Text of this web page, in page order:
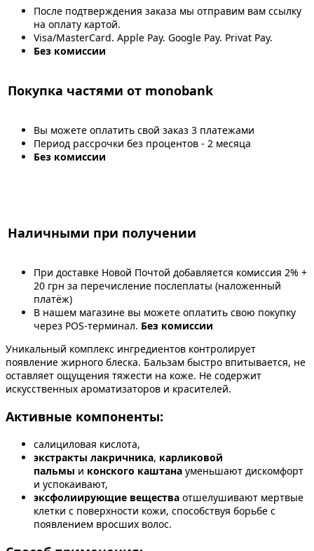
После подтверждения заказа мы отправим вам ссылку
на оплату картой.
Visa/MasterCard. Apple Pay. Google Pay. Privat Pay.
Без комиссии
Покупка частями от monobank
Вы можете оплатить свой заказ 3 платежами
Период рассрочки без процентов - 2 месяца
Без комиссии
Наличными при получении
При доставке Новой Почтой добавляется комиссия 2% +
20 грн за перечисление послеплаты (наложенный
платёж)
В нашем магазине вы можете оплатить свою покупку
через POS-терминал. Без комиссии
Уникальный комплекс ингредиентов контролирует
появление жирного блеска. Бальзам быстро впитывается, не
оставляет ощущения тяжести на коже. Не содержит
искусственных ароматизаторов и красителей.
Активные компоненты:
салициловая кислота,
экстракты лакричника, карликовой
пальмы и конского каштана уменьшают дискомфорт
и успокаивают,
эксфолиирующие вещества отшелушивают мертвые
клетки с поверхности кожи, способствуя борьбе с
появлением вросших волос.